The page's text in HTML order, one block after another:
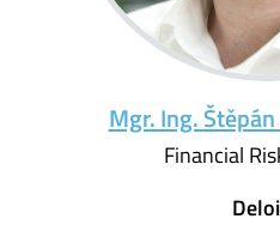
Mgr. Ing.
Financial